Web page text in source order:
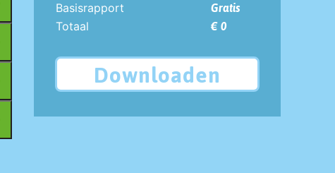
Basisrapport
Gratis
Totaal
€ 0
Downloaden